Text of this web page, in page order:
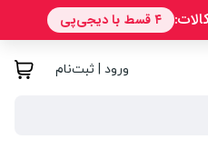
ورود | ثبت‌نام